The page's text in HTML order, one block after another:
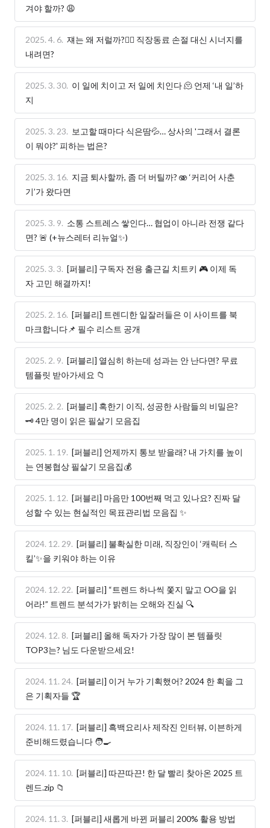
겨야 할까? 😩
2025. 4. 6. 쟤는 왜 저럴까?😵‍💫 직장동료 손절 대신 시너지를
내려면?
2025. 3. 30. 이 일에 치이고 저 일에 치인다 🫠 언제 ‘내 일’하
지
2025. 3. 23. 보고할 때마다 식은땀💦… 상사의 '그래서 결론
이 뭐야?' 피하는 법은?
2025. 3. 16. 지금 퇴사할까, 좀 더 버틸까? 🫨 ‘커리어 사춘
기’가 왔다면
2025. 3. 9. 소통 스트레스 쌓인다… 협업이 아니라 전쟁 같다
면? 🚨 (+뉴스레터 리뉴얼✨)
2025. 3. 3. [퍼블리] 구독자 전용 출근길 치트키 🎮 이제 독
자 고민 해결까지!
2025. 2. 16. [퍼블리] 트렌디한 일잘러들은 이 사이트를 북
마크합니다📌 필수 리스트 공개
2025. 2. 9. [퍼블리] 열심히 하는데 성과는 안 난다면? 무료
템플릿 받아가세요 📁
2025. 2. 2. [퍼블리] 혹한기 이직, 성공한 사람들의 비밀은?
🗝️ 4만 명이 읽은 필살기 모음집
2025. 1. 19. [퍼블리] 언제까지 통보 받을래? 내 가치를 높이
는 연봉협상 필살기 모음집💰
2025. 1. 12. [퍼블리] 마음만 100번째 먹고 있나요? 진짜 달
성할 수 있는 현실적인 목표관리법 모음집 ✨
2024. 12. 29. [퍼블리] 불확실한 미래, 직장인이 ‘캐릭터 스
킬’✨을 키워야 하는 이유
2024. 12. 22. [퍼블리] “트렌드 하나씩 쫓지 말고 OO을 읽
어라!” 트렌드 분석가가 밝히는 오해와 진실 🔍
2024. 12. 8. [퍼블리] 올해 독자가 가장 많이 본 템플릿
TOP3는? 님도 다운받으세요!
2024. 11. 24. [퍼블리] 이거 누가 기획했어? 2024 한 획을 그
은 기획자들 🏆
2024. 11. 17. [퍼블리] 흑백요리사 제작진 인터뷰, 이븐하게
준비해드렸습니다 🧑‍🍳
2024. 11. 10. [퍼블리] 따끈따끈! 한 달 빨리 찾아온 2025 트
렌드.zip 📁
2024. 11. 3. [퍼블리] 새롭게 바뀐 퍼블리 200% 활용 방법